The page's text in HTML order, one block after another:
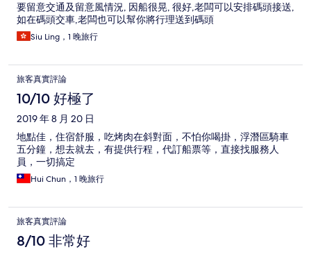
要留意交通及留意風情況, 因船很晃, 很好,老闆可以安排碼頭接送,
如在碼頭交車,老闆也可以幫你將行理送到碼頭
Siu Ling，1 晚旅行
旅客真實評論
10/10 好極了
2019 年 8 月 20 日
地點佳，住宿舒服，吃烤肉在斜對面，不怕你喝掛，浮潛區騎車
五分鐘，想去就去，有提供行程，代訂船票等，直接找服務人
員，一切搞定
Hui Chun，1 晚旅行
旅客真實評論
8/10 非常好